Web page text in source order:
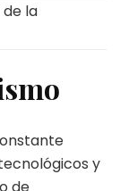
la
y
de